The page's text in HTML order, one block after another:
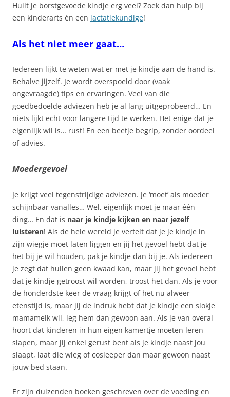
Huilt je borstgevoede kindje erg veel? Zoek dan hulp bij
een kinderarts én een lactatiekundige!
Als het niet meer gaat…
Iedereen lijkt te weten wat er met je kindje aan de hand is.
Behalve jijzelf. Je wordt overspoeld door (vaak
ongevraagde) tips en ervaringen. Veel van die
goedbedoelde adviezen heb je al lang uitgeprobeerd… En
niets lijkt echt voor langere tijd te werken. Het enige dat je
eigenlijk wil is… rust! En een beetje begrip, zonder oordeel
of advies.
Moedergevoel
Je krijgt veel tegenstrijdige adviezen. Je ‘moet’ als moeder
schijnbaar vanalles… Wel, eigenlijk moet je maar één
ding… En dat is naar je kindje kijken en naar jezelf
luisteren! Als de hele wereld je vertelt dat je je kindje in
zijn wiegje moet laten liggen en jij het gevoel hebt dat je
het bij je wil houden, pak je kindje dan bij je. Als iedereen
je zegt dat huilen geen kwaad kan, maar jij het gevoel hebt
dat je kindje getroost wil worden, troost het dan. Als je voor
de honderdste keer de vraag krijgt of het nu alweer
etenstijd is, maar jij de indruk hebt dat je kindje een slokje
mamamelk wil, leg hem dan gewoon aan. Als je van overal
hoort dat kinderen in hun eigen kamertje moeten leren
slapen, maar jij enkel gerust bent als je kindje naast jou
slaapt, laat die wieg of cosleeper dan maar gewoon naast
jouw bed staan.
Er zijn duizenden boeken geschreven over de voeding en